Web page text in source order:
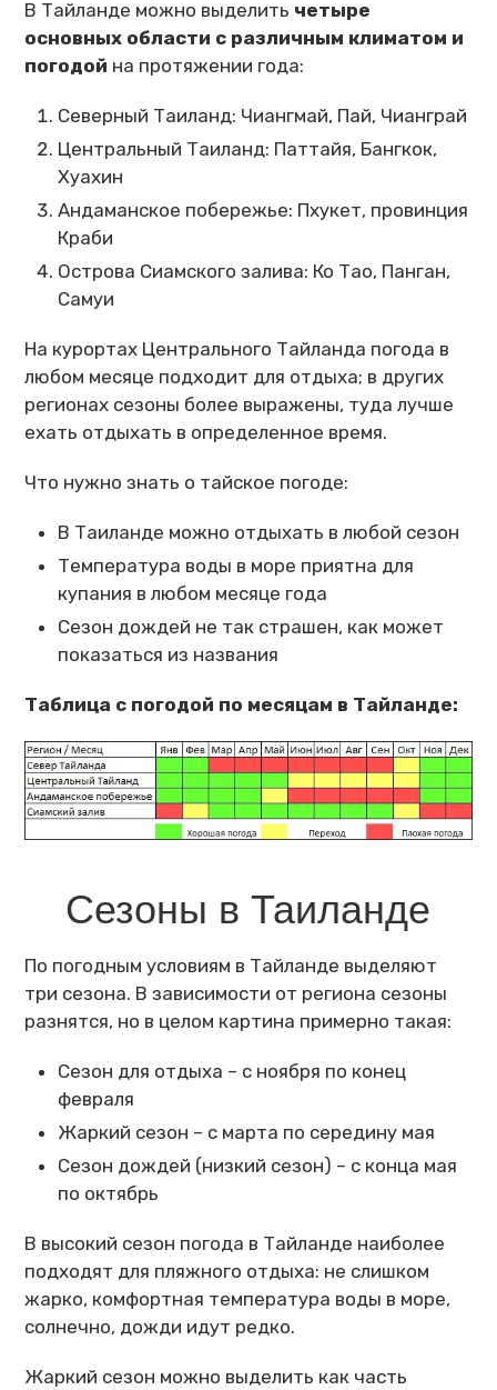
В Тайланде можно выделить четыре
основных области с различным климатом и
погодой на протяжении года:
Северный Таиланд: Чиангмай, Пай, Чианграй
Центральный Таиланд: Паттайя, Бангкок,
Хуахин
Андаманское побережье: Пхукет, провинция
Краби
Острова Сиамского залива: Ко Тао, Панган,
Самуи
На курортах Центрального Тайланда погода в
любом месяце подходит для отдыха; в других
регионах сезоны более выражены, туда лучше
ехать отдыхать в определенное время.
Что нужно знать о тайское погоде:
В Таиланде можно отдыхать в любой сезон
Температура воды в море приятна для
купания в любом месяце года
Сезон дождей не так страшен, как может
показаться из названия
Таблица с погодой по месяцам в Тайланде:
Сезоны в Таиланде
По погодным условиям в Тайланде выделяют
три сезона. В зависимости от региона сезоны
разнятся, но в целом картина примерно такая:
Сезон для отдыха – с ноября по конец
февраля
Жаркий сезон – с марта по середину мая
Сезон дождей (низкий сезон) – с конца мая
по октябрь
В высокий сезон погода в Тайланде наиболее
подходят для пляжного отдыха: не слишком
жарко, комфортная температура воды в море,
солнечно, дожди идут редко.
Жаркий сезон можно выделить как часть